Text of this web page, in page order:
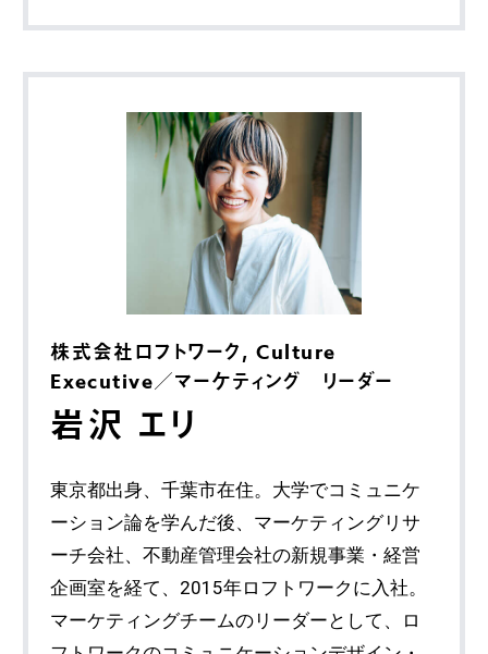
株式会社ロフトワーク, Culture
Executive／マーケティング リーダー
岩沢 エリ
東京都出身、千葉市在住。大学でコミュニケ
ーション論を学んだ後、マーケティングリサ
ーチ会社、不動産管理会社の新規事業・経営
企画室を経て、2015年ロフトワークに入社。
マーケティングチームのリーダーとして、ロ